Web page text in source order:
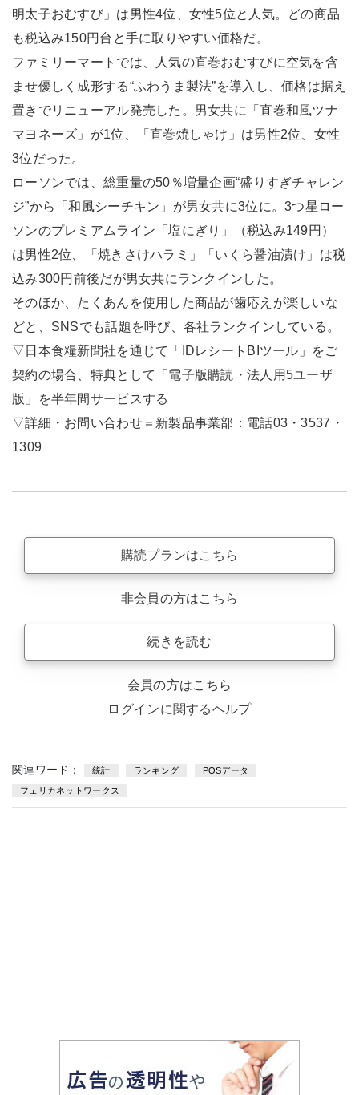
明太子おむすび」は男性4位、女性5位と人気。どの商品
も税込み150円台と手に取りやすい価格だ。
ファミリーマートでは、人気の直巻おむすびに空気を含
ませ優しく成形する“ふわうま製法”を導入し、価格は据え
置きでリニューアル発売した。男女共に「直巻和風ツナ
マヨネーズ」が1位、「直巻焼しゃけ」は男性2位、女性
3位だった。
ローソンでは、総重量の50％増量企画“盛りすぎチャレン
ジ”から「和風シーチキン」が男女共に3位に。3つ星ロー
ソンのプレミアムライン「塩にぎり」（税込み149円）
は男性2位、「焼きさけハラミ」「いくら醤油漬け」は税
込み300円前後だが男女共にランクインした。
そのほか、たくあんを使用した商品が歯応えが楽しいな
どと、SNSでも話題を呼び、各社ランクインしている。
▽日本食糧新聞社を通じて「IDレシートBIツール」をご
契約の場合、特典として「電子版購読・法人用5ユーザ
版」を半年間サービスする
▽詳細・お問い合わせ＝新製品事業部：電話03・3537・
1309
購読プランはこちら
非会員の方はこちら
続きを読む
会員の方はこちら
ログインに関するヘルプ
関連ワード： 統計 ランキング POSデータ
フェリカネットワークス